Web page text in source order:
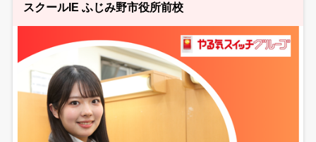
スクールIE ふじみ野市役所前校